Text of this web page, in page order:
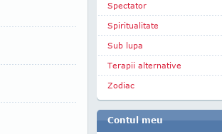
Spectator
Spiritualitate
Sub lupa
Terapii alternative
Zodiac
Contul meu